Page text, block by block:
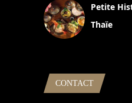
Petite
Thaïe
CONTACT